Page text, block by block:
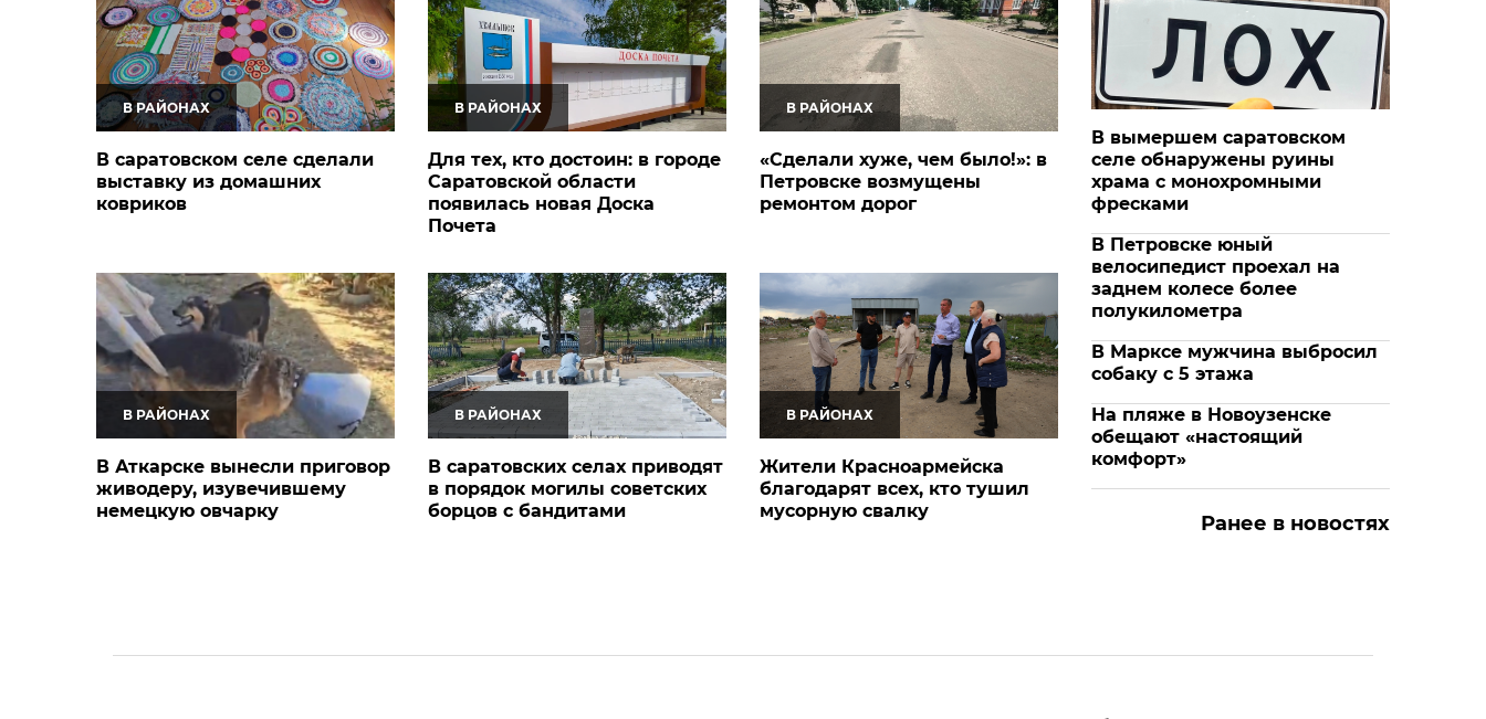
В РАЙОНАХ
В саратовском селе сделали
выставку из домашних
ковриков
В РАЙОНАХ
Для тех, кто достоин: в городе
Саратовской области
появилась новая Доска
Почета
В РАЙОНАХ
«Сделали хуже, чем было!»: в
Петровске возмущены
ремонтом дорог
В РАЙОНАХ
В Аткарске вынесли приговор
живодеру, изувечившему
немецкую овчарку
В РАЙОНАХ
В саратовских селах приводят
в порядок могилы советских
борцов с бандитами
В РАЙОНАХ
Жители Красноармейска
благодарят всех, кто тушил
мусорную свалку
В вымершем саратовском
селе обнаружены руины
храма с монохромными
фресками
В Петровске юный
велосипедист проехал на
заднем колесе более
полукилометра
В Марксе мужчина выбросил
собаку с 5 этажа
На пляже в Новоузенске
обещают «настоящий
комфорт»
Ранее в новостях